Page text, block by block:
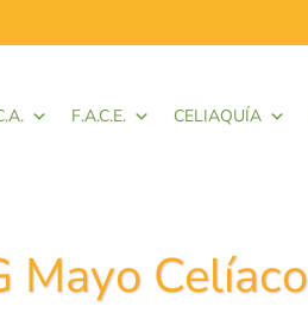
F.A.C.E. CELIAQUÍA
Mayo Celíaco